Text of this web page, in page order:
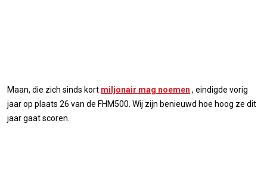
Maan, die zich sinds kort miljonair mag noemen , eindigde vorig
jaar op plaats 26 van de FHM500. Wij zijn benieuwd hoe hoog ze dit
jaar gaat scoren.